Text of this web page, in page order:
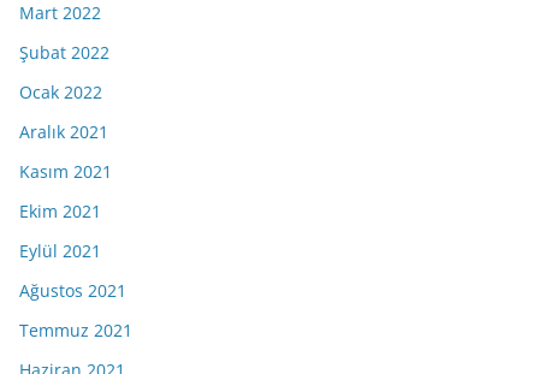
Mart 2022
Şubat 2022
Ocak 2022
Aralık 2021
Kasım 2021
Ekim 2021
Eylül 2021
Ağustos 2021
Temmuz 2021